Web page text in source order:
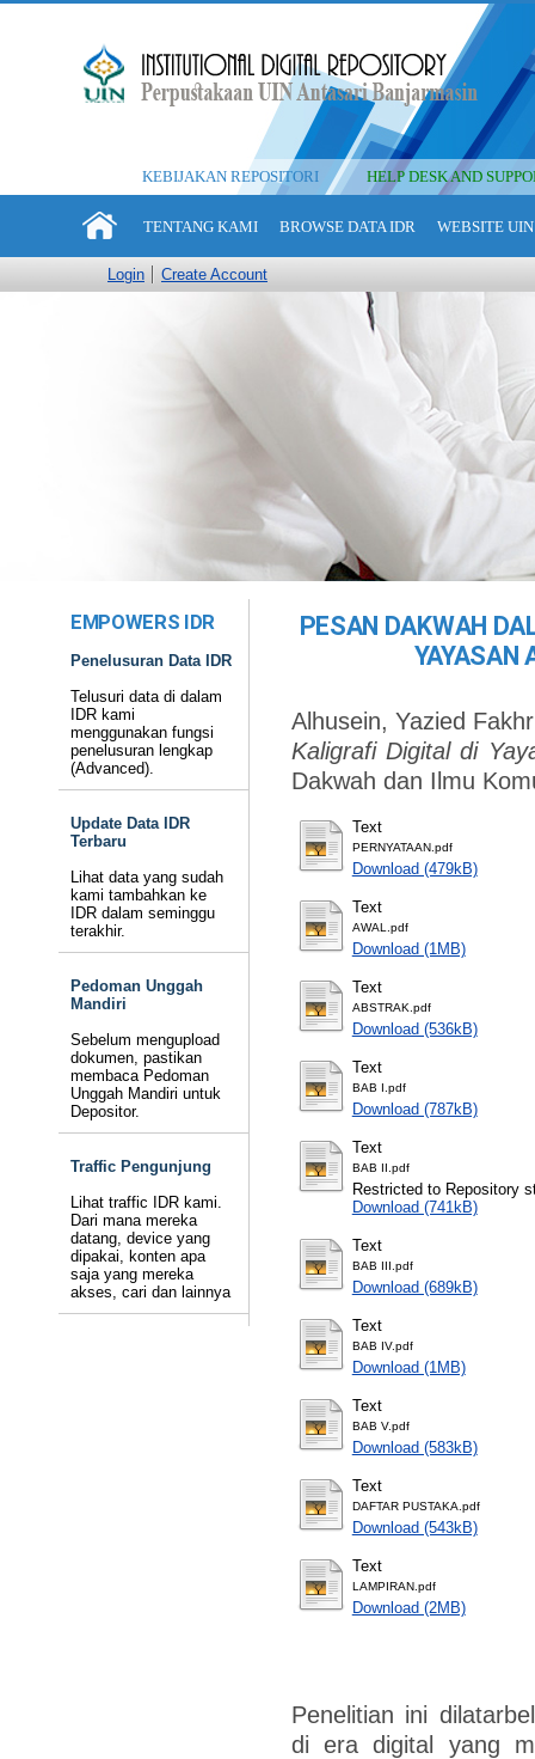
KEBIJAKAN REPOSITORI HELP DESK AND
TENTANG KAMI BROWSE DATA IDR WEBSITE
Login Create Account
EMPOWERS IDR
Penelusuran Data IDR
Telusuri data di dalam
IDR kami
menggunakan fungsi
penelusuran lengkap
(Advanced).
Update Data IDR
Terbaru
Lihat data yang sudah
kami tambahkan ke
IDR dalam seminggu
terakhir.
Pedoman Unggah
Mandiri
Sebelum mengupload
dokumen, pastikan
membaca Pedoman
Unggah Mandiri untuk
Depositor.
Traffic Pengunjung
Lihat traffic IDR kami.
Dari mana mereka
datang, device yang
dipakai, konten apa
saja yang mereka
akses, cari dan lainnya
PESAN DAKWAH
YAYASAN
Alhusein, Yazied
Kaligrafi Digital di
Dakwah dan Ilmu
Text
PERNYATAAN.pdf
Download (479kB)
Text
AWAL.pdf
Download (1MB)
Text
ABSTRAK.pdf
Download (536kB)
Text
BAB I.pdf
Download (787kB)
Text
BAB II.pdf
Restricted to Repository
Download (741kB)
Text
BAB III.pdf
Download (689kB)
Text
BAB IV.pdf
Download (1MB)
Text
BAB V.pdf
Download (583kB)
Text
DAFTAR PUSTAKA.pdf
Download (543kB)
Text
LAMPIRAN.pdf
Download (2MB)
Penelitian ini
di era digital yang